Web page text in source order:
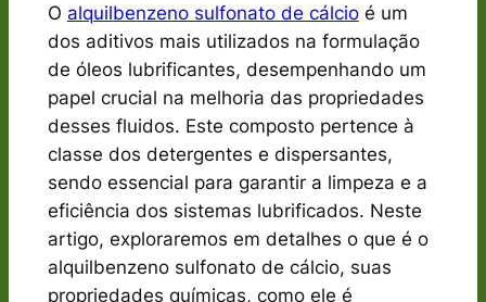
O alquilbenzeno sulfonato de cálcioé um
dos aditivos mais utilizados na formulação
de óleos lubrificantes, desempenhando um
papel crucial na melhoria das propriedades
desses fluidos. Este composto pertence à
classe dos detergentes e dispersantes,
sendo essencial para garantir a limpeza e a
eficiência dos sistemas lubrificados. Neste
artigo, exploraremos em detalhes o que é o
alquilbenzeno sulfonato de cálcio, suas
propriedades químicas, como ele é